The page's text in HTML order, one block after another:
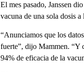
El mes pasado, Janssen
vacuna de una sola dosis
“Anunciamos que los
fuerte”, dijo Mammen. “Y
94% de eficacia de la